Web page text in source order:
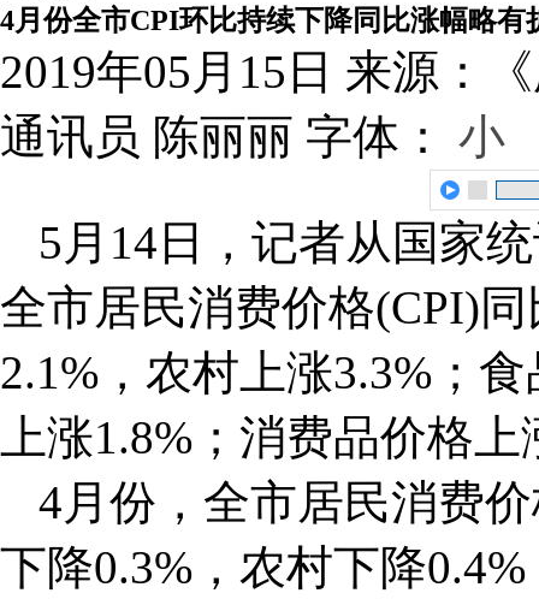
4月份全市CPI环比持续下降同比涨幅略有
2019年05月15日 来源：
通讯员 陈丽丽 字体： 小
5月14日，记者从国家
全市居民消费价格(CPI)
2.1%，农村上涨3.3%；
上涨1.8%；消费品价格
4月份，全市居民消费
下降0.3%，农村下降